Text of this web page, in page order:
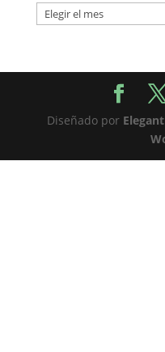
Archivos
Diseñado por